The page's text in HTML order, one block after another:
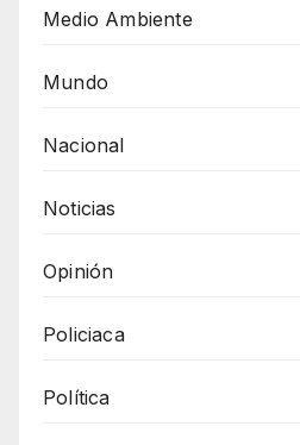
Medio Ambiente
Mundo
Nacional
Noticias
Opinión
Policiaca
Política